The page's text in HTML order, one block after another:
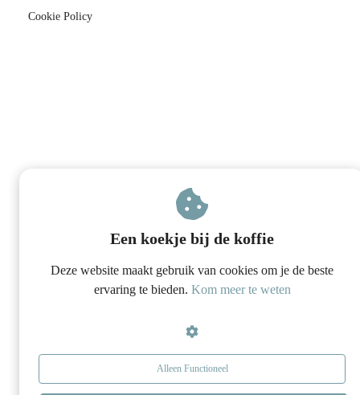
Cookie Policy
Een koekje bij de koffie
Deze website maakt gebruik van cookies om je de beste
ervaring te bieden. Kom meer te weten
Alleen Functioneel